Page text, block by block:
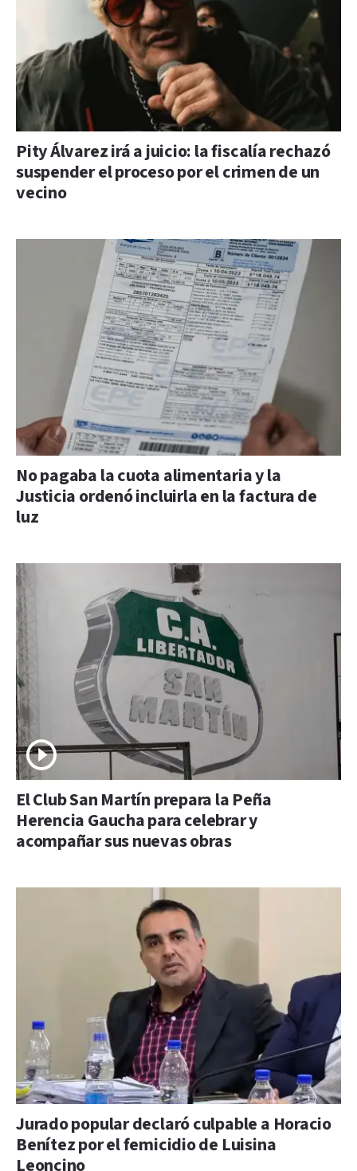
Pity Álvarez irá a juicio: la fiscalía rechazó
suspender el proceso por el crimen de un
vecino
No pagaba la cuota alimentaria y la
Justicia ordenó incluirla en la factura de
luz
El Club San Martín prepara la Peña
Herencia Gaucha para celebrar y
acompañar sus nuevas obras
Jurado popular declaró culpable a Horacio
Benítez por el femicidio de Luisina
Leoncino